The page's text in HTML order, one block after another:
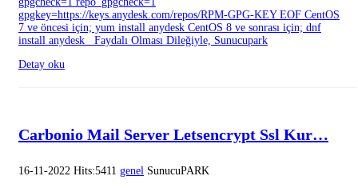
gpgkey=https://keys.anydesk.com/repos/RPM-GPG-KEY EOF CentOS
7 ve öncesi için; yum install anydesk CentOS 8 ve sonrası için; dnf
install anydesk Faydalı Olması Dileğiyle, Sunucupark
Detay oku
Carbonio Mail Server Letsencrypt Ssl Kur…
16-11-2022 Hits:5411 genel SunucuPARK